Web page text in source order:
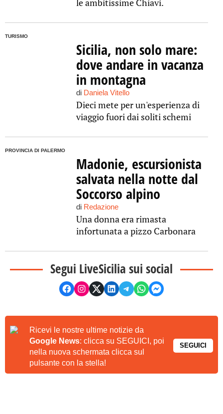
le ambitissime Chiavi.
TURISMO
Sicilia, non solo mare:
dove andare in vacanza
in montagna
di Daniela Vitello
Dieci mete per un'esperienza di
viaggio fuori dai soliti schemi
PROVINCIA DI PALERMO
Madonie, escursionista
salvata nella notte dal
Soccorso alpino
di Redazione
Una donna era rimasta
infortunata a pizzo Carbonara
Segui LiveSicilia sui social
Ricevi le nostre ultime notizie da
Google News: clicca su SEGUICI, poi
nella nuova schermata clicca sul
pulsante con la stella!
SEGUICI